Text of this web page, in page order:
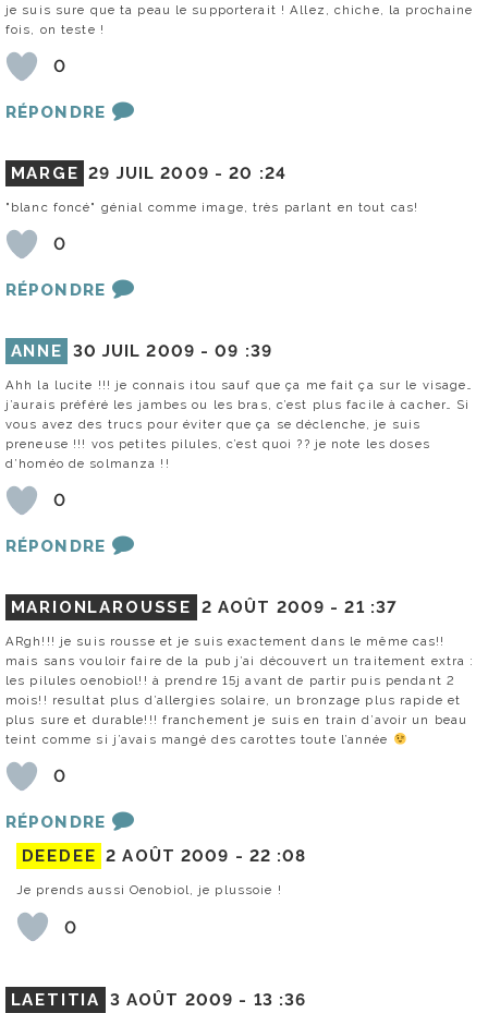
je suis sure que ta peau le supporterait ! Allez, chiche, la prochaine
fois, on teste !
0
RÉPONDRE
MARGE 29 JUIL 2009 -20 :24
"blanc foncé" génial comme image, très parlant en tout cas!
0
RÉPONDRE
ANNE 30 JUIL 2009 -09 :39
Ahh la lucite !!! je connais itou sauf que ça me fait ça sur le visage…
j’aurais préféré les jambes ou les bras, c’est plus facile à cacher… Si
vous avez des trucs pour éviter que ça se déclenche, je suis
preneuse !!! vos petites pilules, c’est quoi ?? je note les doses
d’homéo de solmanza !!
0
RÉPONDRE
MARIONLAROUSSE 2 AOÛT 2009 -21 :37
ARgh!!! je suis rousse et je suis exactement dans le même cas!!
mais sans vouloir faire de la pub j’ai découvert un traitement extra :
les pilules oenobiol!! à prendre 15j avant de partir puis pendant 2
mois!! resultat plus d’allergies solaire, un bronzage plus rapide et
plus sure et durable!!! franchement je suis en train d’avoir un beau
teint comme si j’avais mangé des carottes toute l’année
0
RÉPONDRE
DEEDEE 2 AOÛT 2009 - 22 :08
Je prends aussi Oenobiol, je plussoie !
0
LAETITIA 3 AOÛT 2009 - 13 :36